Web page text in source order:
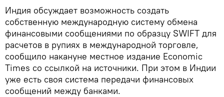
Индия обсуждает возможность создать
собственную международную систему обмена
финансовыми сообщениями по образцу SWIFT для
расчетов в рупиях в международной торговле,
сообщило накануне местное издание Economic
Times со ссылкой на источники. При этом в Индии
уже есть своя система передачи финансовых
сообщений между банками.